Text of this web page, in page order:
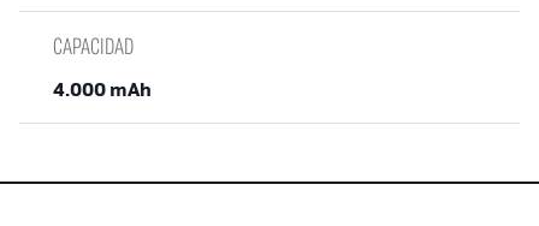
CAPACIDAD
4.000 mAh